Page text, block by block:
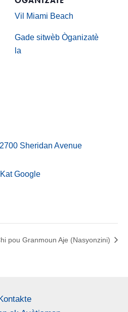
Sheridan Avenue
Google
Vil Miami Beach
Gade sitwèb Òganizatè
la
pou Granmoun Aje (Nasyonzini)